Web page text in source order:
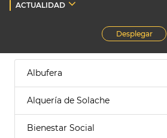
ACTUALIDAD
Desplegar
Albufera
Alquería de Solache
Bienestar Social